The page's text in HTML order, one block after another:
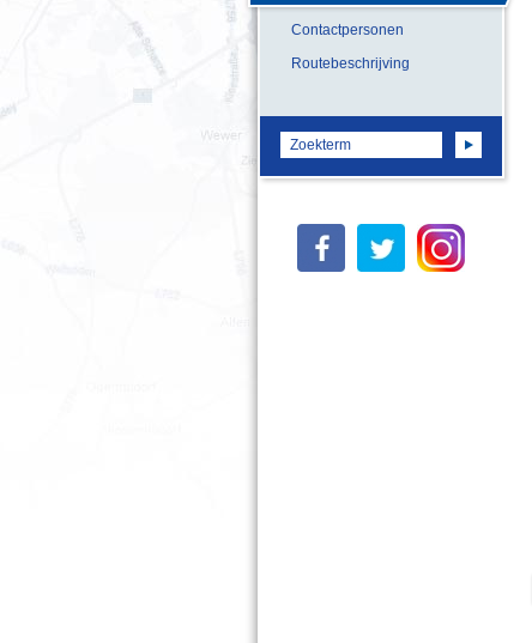
Contactpersonen
Routebeschrijving